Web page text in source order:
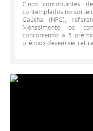
Cinco contribuintes
contemplados no
Gaúcha (NFG),
Mensalmente os
concorrendo a 5
prêmios devem ser